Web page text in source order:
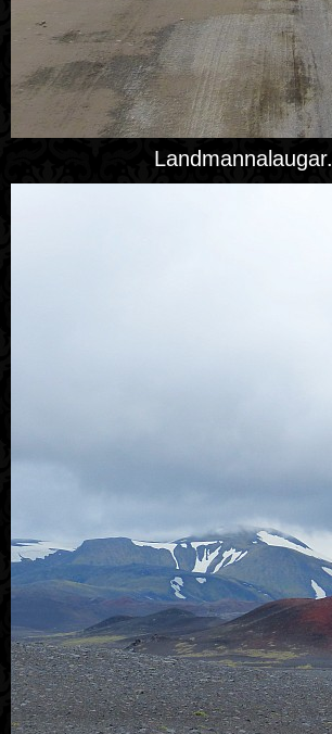
Landmannalaugar.